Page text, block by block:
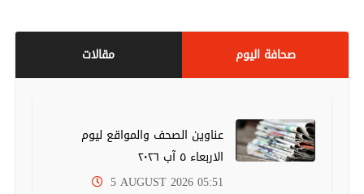
مقالات صحافة اليوم
عناوين الصحف والمواقع ليوم
الاربعاء ٥ آب ٢٠٢٦
5 AUGUST 2026 05:51